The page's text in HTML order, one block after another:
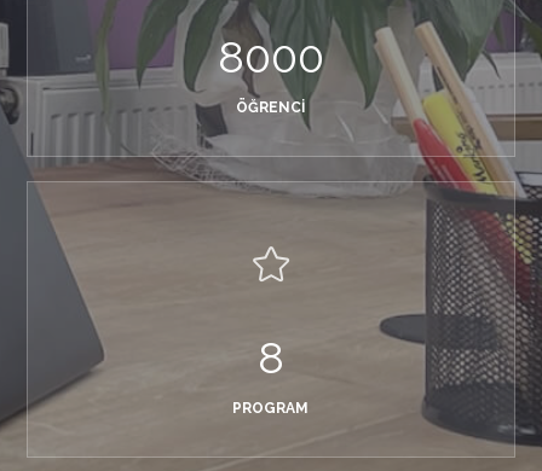
8000
ÖĞRENCI
8
PROGRAM